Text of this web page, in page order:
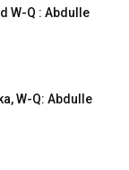
W-Q : Abdulle
W-Q: Abdulle